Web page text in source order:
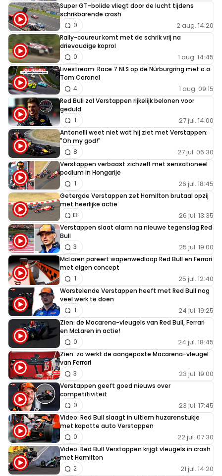
Horner is eindverantwoordelijke voor die auto,
en die auto is bagger dus logisch toch?
Maurits Mutsaars
21 juli 2024 14:54
Max forceerde te veel bij de inhaalpoging op
Hamilton.Alhoewel ik vond dat Hamilton iets te veel
van zijn lijn afweek.Ik heb er niets meer over gehoord
dus het zal mijn partijdigheid wel zijn.
Droogdrin
21 juli 2024 14:07
Met zowel de strategie als wel het feit dat ze in dit
incident Verstappen instrueren om de plek terug te geven
ipv er voor te vechten pleuren ze Verstappen 2x opzichtig
voor de bus. Niet best zo ver
garelli1972
21 juli 2024 14:19
wat zit Red Bull hier te blunderen Horner heeft er voor
gezorgd dat max geen kampioen word door er voor te
zorgen dat Newey weg is gegaan de grootste fout van
Horner
Maurits Mutsaars
21 juli 2024 14:49
Valt ook niet mee,de eerste keer serieus puntenverlies.
Badb0y
21 juli 2024 15:27
Volgens mij piastri het schuld! Maar daar hoor je niemand
over. In bocht 1 liet hij zijn auto extra wijd lopen.
Waardoor lando and verstappen van de baan moesten om
Super GT-bolide vliegt door de lucht tijdens
schrikbarende crash
2 aug. 14:20
0
Rally-coureur komt met de schrik vrij na
drievoudige koprol
1 aug. 14:45
0
Livestream: Race 7 NLS op de Nürburgring met o.a.
Tom Coronel
1 aug. 09:15
4
Red Bull zal Verstappen rijkelijk belonen voor
geduld
27 jul. 14:00
1
Antonelli weet niet wat hij ziet met Verstappen:
"Oh my god!"
27 jul. 06:30
8
Verstappen verbaast zichzelf met sensationeel
podium in Hongarije
26 jul. 18:45
1
Getergde Verstappen zet Hamilton brutaal opzij
met heerlijke actie
26 jul. 13:35
13
Verstappen slaat alarm na nieuwe tegenslag Red
Bull
25 jul. 19:00
3
McLaren pareert wapenwedloop Red Bull en Ferrari
met eigen concept
25 jul. 12:40
1
Worstelende Verstappen heeft met Red Bull nog
veel werk te doen
24 jul. 19:25
1
Zien: de Macarena-vleugels van Red Bull, Ferrari
en McLaren in actie!
24 jul. 18:45
0
Zien: zo werkt de aangepaste Macarena-vleugel
van Ferrari
23 jul. 19:00
3
Verstappen geeft goed nieuws over
competitiviteit
23 jul. 17:45
0
Video: Red Bull slaagt in ultiem huzarenstukje
met kapotte auto Verstappen
22 jul. 07:30
0
Video: Red Bull Verstappen krijgt vleugels in crash
met Hamilton
21 jul. 14:20
2